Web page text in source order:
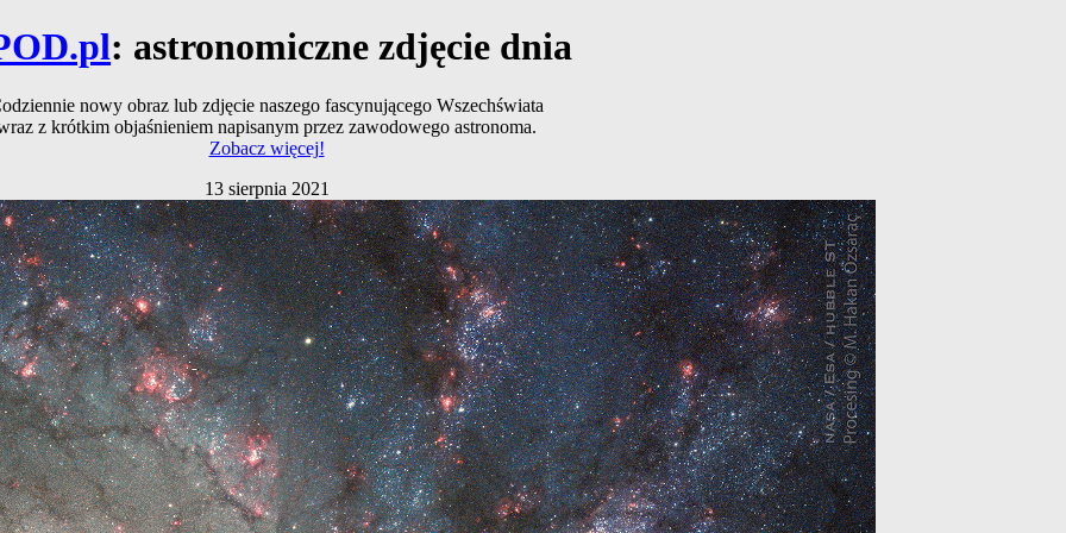
: astronomiczne zdjęcie dnia
nowy obraz lub zdjęcie naszego fascynującego Wszechświata
z krótkim objaśnieniem napisanym przez zawodowego astronoma.
Zobacz więcej!
13 sierpnia 2021